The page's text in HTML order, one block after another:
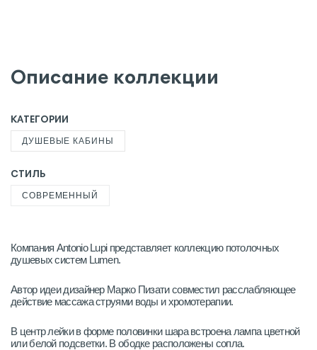
Описание коллекции
КАТЕГОРИИ
ДУШЕВЫЕ КАБИНЫ
СТИЛЬ
СОВРЕМЕННЫЙ
Компания Antonio Lupi представляет коллекцию потолочных
душевых систем Lumen.
Автор идеи дизайнер Марко Пизати совместил расслабляющее
действие массажа струями воды и хромотерапии.
В центр лейки в форме половинки шара встроена лампа цветной
или белой подсветки. В ободке расположены сопла.